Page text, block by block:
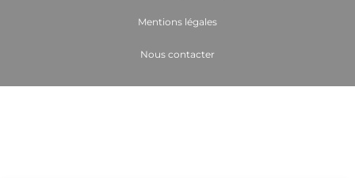
Mentions légales
Nous contacter